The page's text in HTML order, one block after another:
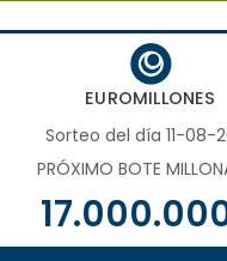
EUROMILLONES
Sorteo del día 11-08-
PRÓXIMO BOTE